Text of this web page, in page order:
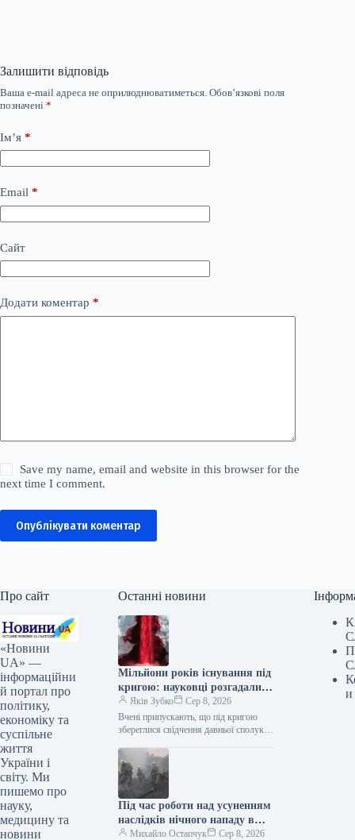
Залишити відповідь
Ваша e-mail адреса не оприлюднюватиметься. Обов’язкові поля
позначені *
Ім’я *
Email *
Сайт
Додати коментар *
Save my name, email and website in this browser for the
next time I comment.
Опублікувати коментар
Про сайт
«Новини
UA» —
інформаційни
й портал про
політику,
економіку та
суспільне
життя
України і
світу. Ми
пишемо про
науку,
медицину та
новини
Останні новини
Мільйони років існування під
кригою: науковці розгадали
загадку Кривавих водоспадів
Яків Зубко
Сер 8, 2026
Вчені припускають, що під кригою
збереглися свідчення давньої сполуки
басейном. Кривавий водоспад в
Антарктиді / ©…
Під час роботи над усуненням
наслідків нічного нападу в
Києві знайдено людське тіло.
Михайло Остапчук Сер 8, 2026
и